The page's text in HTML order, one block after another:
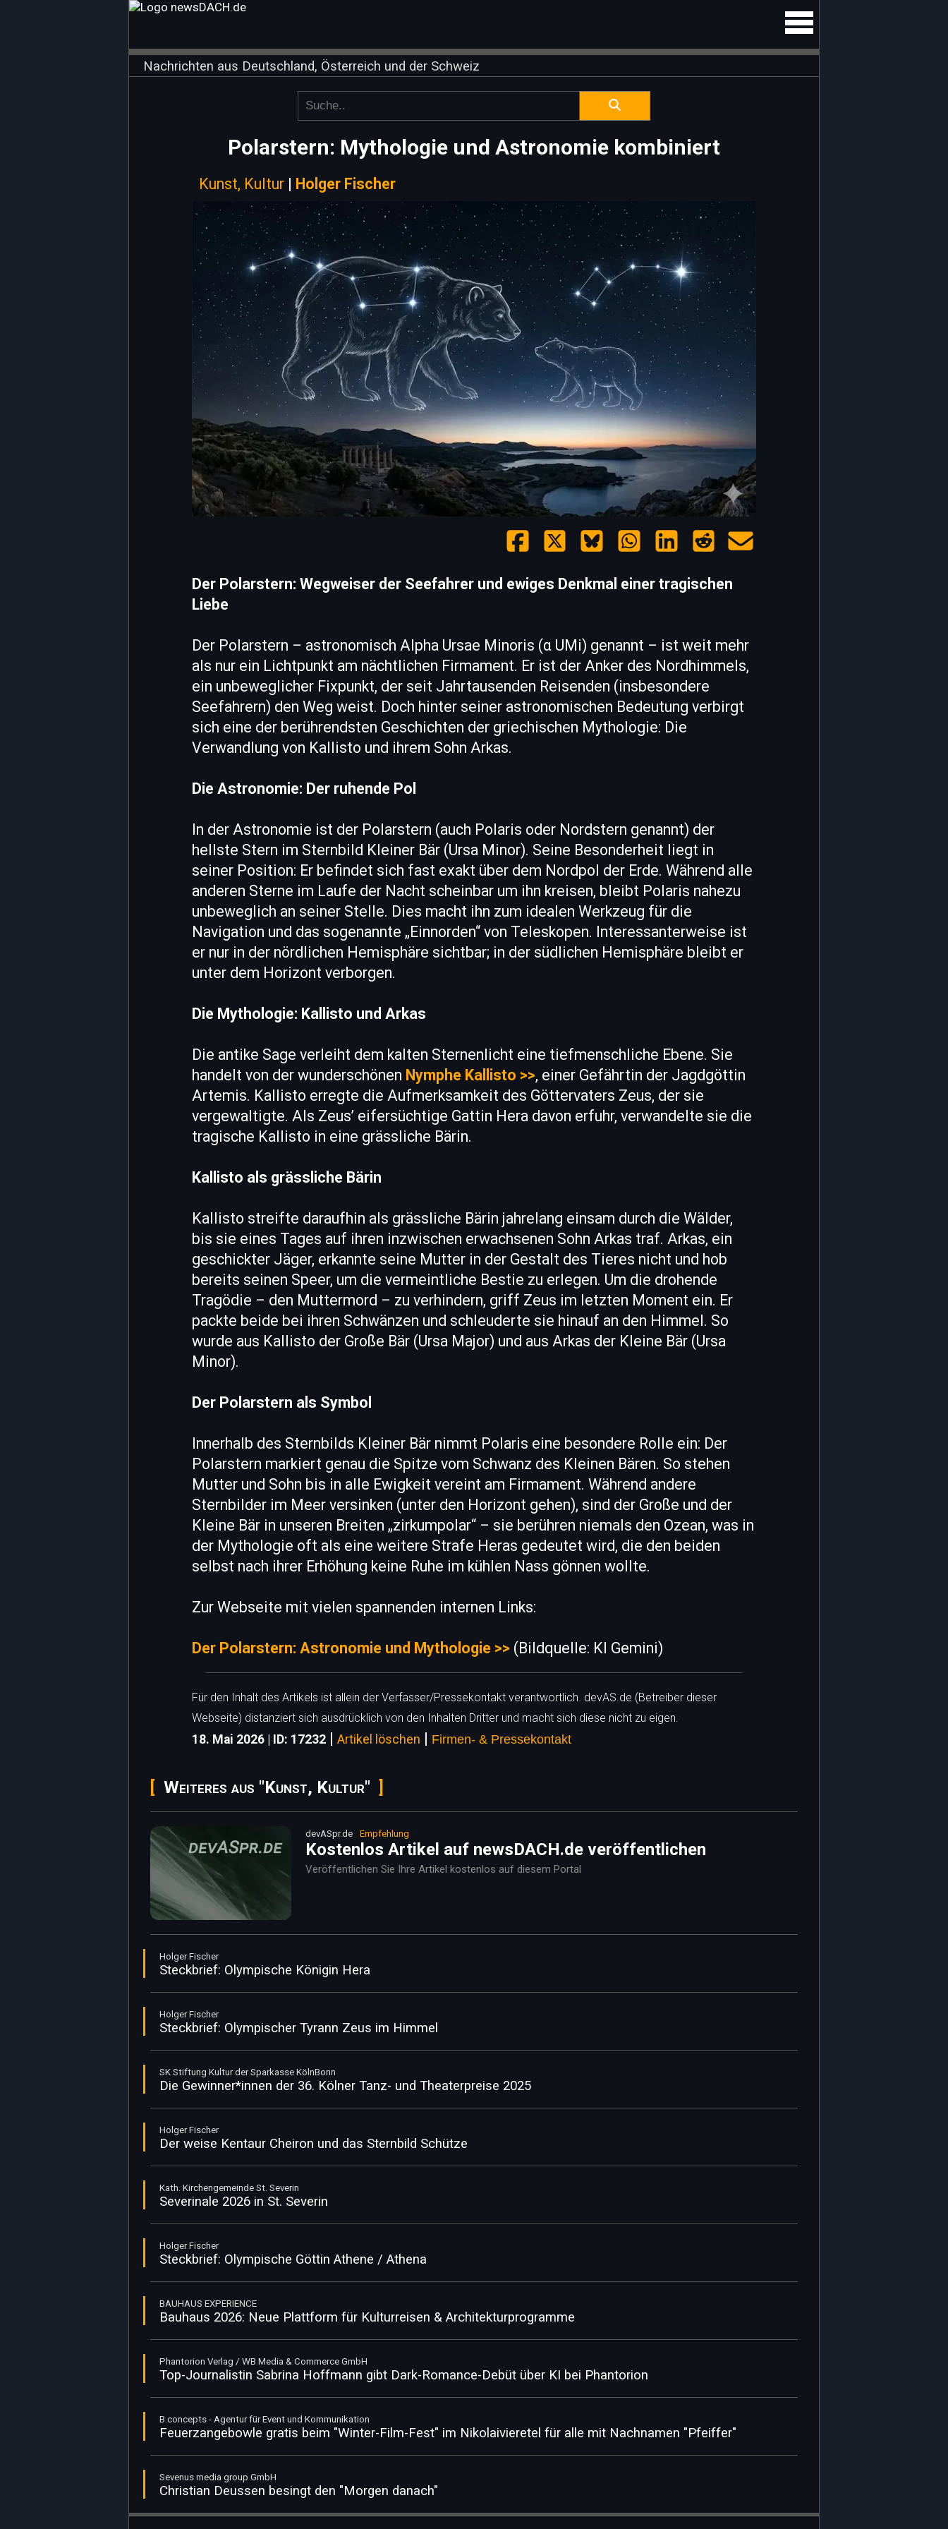
Nachrichten aus Deutschland, Österreich und der Schweiz
Polarstern: Mythologie und Astronomie kombiniert
Kunst, Kultur | Holger Fischer
Der Polarstern: Wegweiser der Seefahrer und ewiges Denkmal einer tragischen
Liebe
Der Polarstern – astronomisch Alpha Ursae Minoris (α UMi) genannt – ist weit mehr
als nur ein Lichtpunkt am nächtlichen Firmament. Er ist der Anker des Nordhimmels,
ein unbeweglicher Fixpunkt, der seit Jahrtausenden Reisenden (insbesondere
Seefahrern) den Weg weist. Doch hinter seiner astronomischen Bedeutung verbirgt
sich eine der berührendsten Geschichten der griechischen Mythologie: Die
Verwandlung von Kallisto und ihrem Sohn Arkas.
Die Astronomie: Der ruhende Pol
In der Astronomie ist der Polarstern (auch Polaris oder Nordstern genannt) der
hellste Stern im Sternbild Kleiner Bär (Ursa Minor). Seine Besonderheit liegt in
seiner Position: Er befindet sich fast exakt über dem Nordpol der Erde. Während alle
anderen Sterne im Laufe der Nacht scheinbar um ihn kreisen, bleibt Polaris nahezu
unbeweglich an seiner Stelle. Dies macht ihn zum idealen Werkzeug für die
Navigation und das sogenannte „Einnorden“ von Teleskopen. Interessanterweise ist
er nur in der nördlichen Hemisphäre sichtbar; in der südlichen Hemisphäre bleibt er
unter dem Horizont verborgen.
Die Mythologie: Kallisto und Arkas
Die antike Sage verleiht dem kalten Sternenlicht eine tiefmenschliche Ebene. Sie
handelt von der wunderschönen Nymphe Kallisto >>, einer Gefährtin der Jagdgöttin
Artemis. Kallisto erregte die Aufmerksamkeit des Göttervaters Zeus, der sie
vergewaltigte. Als Zeus’ eifersüchtige Gattin Hera davon erfuhr, verwandelte sie die
tragische Kallisto in eine grässliche Bärin.
Kallisto als grässliche Bärin
Kallisto streifte daraufhin als grässliche Bärin jahrelang einsam durch die Wälder,
bis sie eines Tages auf ihren inzwischen erwachsenen Sohn Arkas traf. Arkas, ein
geschickter Jäger, erkannte seine Mutter in der Gestalt des Tieres nicht und hob
bereits seinen Speer, um die vermeintliche Bestie zu erlegen. Um die drohende
Tragödie – den Muttermord – zu verhindern, griff Zeus im letzten Moment ein. Er
packte beide bei ihren Schwänzen und schleuderte sie hinauf an den Himmel. So
wurde aus Kallisto der Große Bär (Ursa Major) und aus Arkas der Kleine Bär (Ursa
Minor).
Der Polarstern als Symbol
Innerhalb des Sternbilds Kleiner Bär nimmt Polaris eine besondere Rolle ein: Der
Polarstern markiert genau die Spitze vom Schwanz des Kleinen Bären. So stehen
Mutter und Sohn bis in alle Ewigkeit vereint am Firmament. Während andere
Sternbilder im Meer versinken (unter den Horizont gehen), sind der Große und der
Kleine Bär in unseren Breiten „zirkumpolar“ – sie berühren niemals den Ozean, was in
der Mythologie oft als eine weitere Strafe Heras gedeutet wird, die den beiden
selbst nach ihrer Erhöhung keine Ruhe im kühlen Nass gönnen wollte.
Zur Webseite mit vielen spannenden internen Links:
Der Polarstern: Astronomie und Mythologie >> (Bildquelle: KI Gemini)
Für den Inhalt des Artikels ist allein der Verfasser/Pressekontakt verantwortlich. devAS.de (Betreiber dieser
Webseite) distanziert sich ausdrücklich von den Inhalten Dritter und macht sich diese nicht zu eigen.
18. Mai 2026 | ID: 17232 | Artikel löschen | Firmen- & Pressekontakt
Weiteres aus "Kunst, Kultur"
devASpr.de Empfehlung
Kostenlos Artikel auf newsDACH.de veröffentlichen
Veröffentlichen Sie Ihre Artikel kostenlos auf diesem Portal
Holger Fischer
Steckbrief: Olympische Königin Hera
Holger Fischer
Steckbrief: Olympischer Tyrann Zeus im Himmel
SK Stiftung Kultur der Sparkasse KölnBonn
Die Gewinner*innen der 36. Kölner Tanz- und Theaterpreise 2025
Holger Fischer
Der weise Kentaur Cheiron und das Sternbild Schütze
Kath. Kirchengemeinde St. Severin
Severinale 2026 in St. Severin
Holger Fischer
Steckbrief: Olympische Göttin Athene / Athena
BAUHAUS EXPERIENCE
Bauhaus 2026: Neue Plattform für Kulturreisen & Architekturprogramme
Phantorion Verlag / WB Media & Commerce GmbH
Top-Journalistin Sabrina Hoffmann gibt Dark-Romance-Debüt über KI bei Phantorion
B.concepts - Agentur für Event und Kommunikation
Feuerzangebowle gratis beim "Winter-Film-Fest" im Nikolaivieretel für alle mit Nachnamen "Pfeiffer"
Sevenus media group GmbH
Christian Deussen besingt den "Morgen danach"